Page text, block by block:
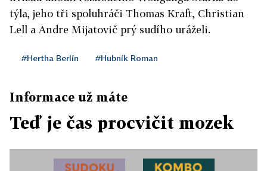
týla, jeho tři spoluhráči Thomas Kraft, Christian
Lell a Andre Mijatovič prý sudího uráželi.
#Hertha Berlín #Hubník Roman
Informace už máte
Teď je čas procvičit mozek